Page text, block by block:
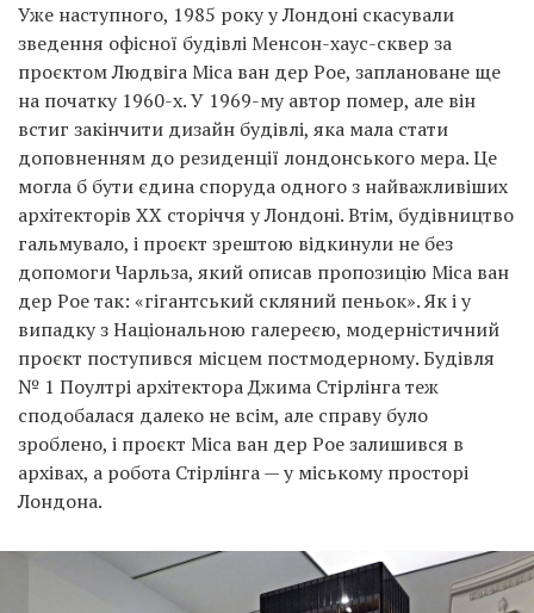
Уже наступного, 1985 року у Лондоні скасували
зведення офісної будівлі Менсон-хаус-сквер за
проєктом Людвіга Міса ван дер Рое, заплановане ще
на початку 1960-х. У 1969-му автор помер, але він
встиг закінчити дизайн будівлі, яка мала стати
доповненням до резиденції лондонського мера. Це
могла б бути єдина споруда одного з найважливіших
архітекторів ХХ сторіччя у Лондоні. Втім, будівництво
гальмувало, і проєкт зрештою відкинули не без
допомоги Чарльза, який описав пропозицію Міса ван
дер Рое так: «гігантський скляний пеньок». Як і у
випадку з Національною галереєю, модерністичний
проєкт поступився місцем постмодерному. Будівля
№ 1 Поултрі архітектора Джима Стірлінга теж
сподобалася далеко не всім, але справу було
зроблено, і проєкт Міса ван дер Рое залишився в
архівах, а робота Стірлінга — у міському просторі
Лондона.